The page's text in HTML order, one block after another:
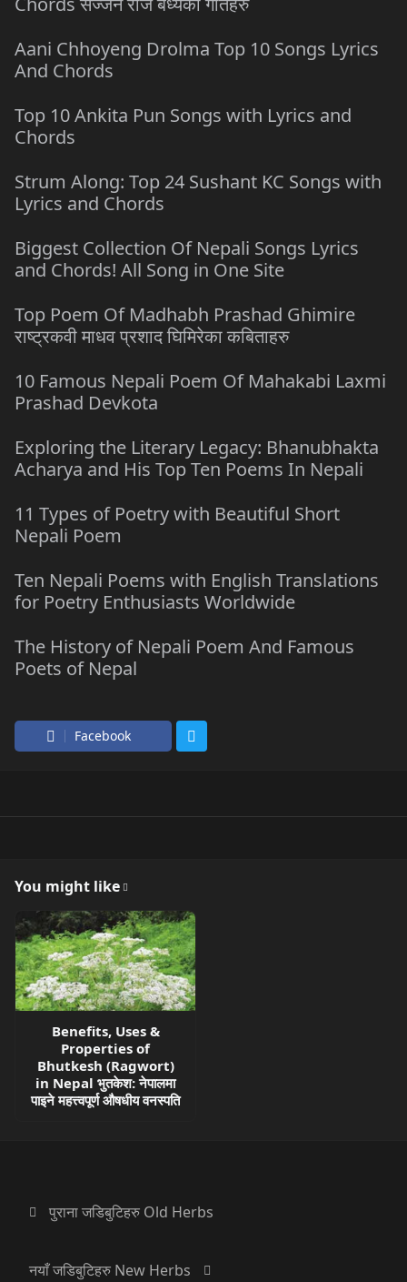
Aani Chhoyeng Drolma Top 10 Songs Lyrics
And Chords
Top 10 Ankita Pun Songs with Lyrics and
Chords
Strum Along: Top 24 Sushant KC Songs with
Lyrics and Chords
Biggest Collection Of Nepali Songs Lyrics
and Chords! All Song in One Site
Top Poem Of Madhabh Prashad Ghimire
राष्ट्रकवी माधव प्रशाद घिमिरेका कबिताहरु
10 Famous Nepali Poem Of Mahakabi Laxmi
Prashad Devkota
Exploring the Literary Legacy: Bhanubhakta
Acharya and His Top Ten Poems In Nepali
11 Types of Poetry with Beautiful Short
Nepali Poem
Ten Nepali Poems with English Translations
for Poetry Enthusiasts Worldwide
The History of Nepali Poem And Famous
Poets of Nepal
Facebook
You might like
Benefits, Uses &
Properties of
Bhutkesh (Ragwort)
in Nepal भुतकेश: नेपालमा
पाइने महत्त्वपूर्ण औषधीय वनस्पति
पुराना जडिबुटिहरु Old Herbs
नयाँ जडिबुटिहरु New Herbs